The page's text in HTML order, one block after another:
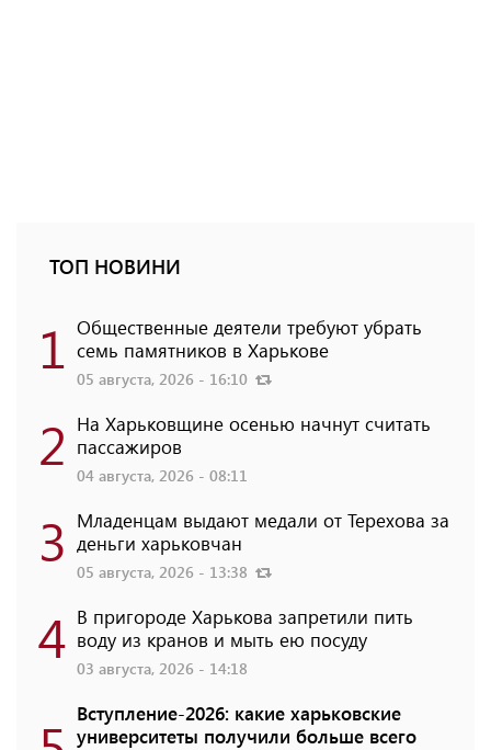
ТОП НОВИНИ
1 Общественные деятели требуют убрать
семь памятников в Харькове
05 августа, 2026 - 16:10
2 На Харьковщине осенью начнут считать
пассажиров
04 августа, 2026 - 08:11
3 Младенцам выдают медали от Терехова за
деньги харьковчан
05 августа, 2026 - 13:38
4 В пригороде Харькова запретили пить
воду из кранов и мыть ею посуду
03 августа, 2026 - 14:18
Вступление-2026: какие харьковские
университеты получили больше всего